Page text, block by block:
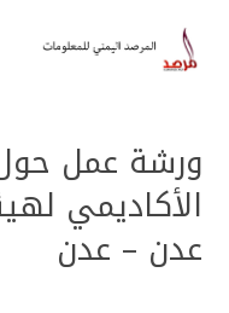
ورشة عمل حول
الأكاديمي
عدن – عدن